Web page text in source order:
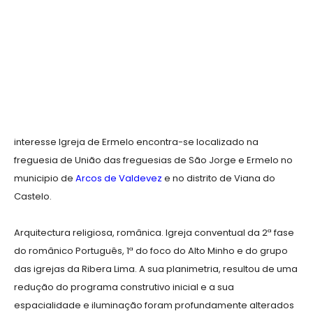
interesse Igreja de Ermelo encontra-se localizado na
freguesia de União das freguesias de São Jorge e Ermelo no
municipio de Arcos de Valdevez e no distrito de Viana do
Castelo.
Arquitectura religiosa, românica. Igreja conventual da 2ª fase
do românico Português, 1ª do foco do Alto Minho e do grupo
das igrejas da Ribera Lima. A sua planimetria, resultou de uma
redução do programa construtivo inicial e a sua
espacialidade e iluminação foram profundamente alterados